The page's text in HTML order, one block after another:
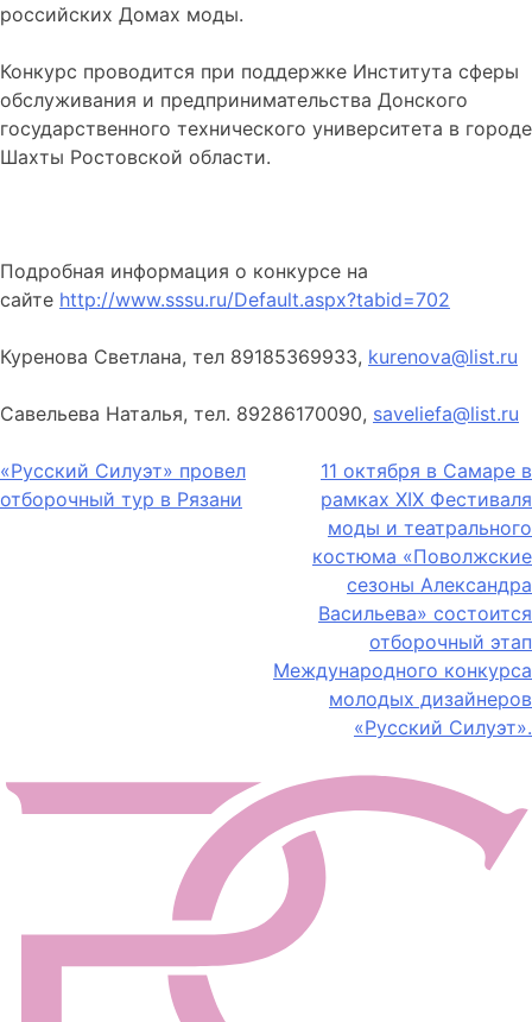
российских Домах моды.
Конкурс проводится при поддержке Института сферы
обслуживания и предпринимательства Донского
государственного технического университета в городе
Шахты Ростовской области.
Подробная информация о конкурсе на
сайте http://www.sssu.ru/Default.aspx?tabid=702
Куренова Светлана, тел 89185369933, kurenova@list.ru
Савельева Наталья, тел. 89286170090, saveliefa@list.ru
Навигация
по
«Русский Силуэт» провел
отборочный тур в Рязани
11 октября в Самаре в
рамках ХIX Фестиваля
моды и театрального
костюма «Поволжские
сезоны Александра
Васильева» состоится
отборочный этап
Международного конкурса
молодых дизайнеров
«Русский Силуэт».